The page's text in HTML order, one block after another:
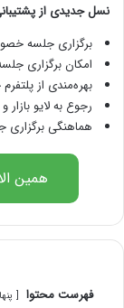
نسل جدیدی از
برگزاری جلسه
امکان برگزاری جلسه در 2
بهره‌مندی از
رجوع به لایو
هماهنگی
همین
فهرست محتوا